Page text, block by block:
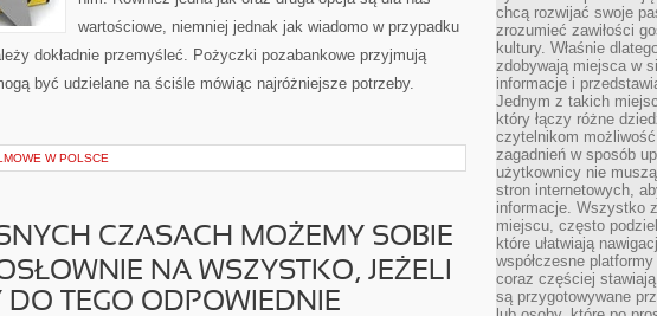
wartościowe, niemniej jednak jak wiadomo w przypadku
dokładnie przemyśleć. Pożyczki pozabankowe przyjmują
być udzielane na ściśle mówiąc najróżniejsze potrzeby.
W POLSCE
CZASACH MOŻEMY SOBIE
NA WSZYSTKO, JEŻELI
DO TEGO ODPOWIEDNIE
chcą rozwijać swoje
zrozumieć zawiłości
kultury. Właśnie
zdobywają miejsca w
informacje i
Jednym z takich
który łączy różne
czytelnikom
zagadnień w sposób
użytkownicy nie
stron internetowych,
informacje. Wszystko
miejscu, często
które ułatwiają
współczesne
coraz częściej
są przygotowywane